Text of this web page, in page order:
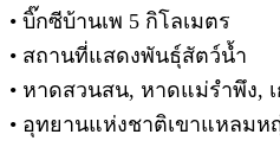
• บิ๊กซีบ้านเพ 5 กิโลเมตร
• สถานที่แสดงพันธุ์สัตว์น้ำ
• หาดสวนสน, หาดแม่รำพึง,
• อุทยานแห่งชาติเขาแหลมห